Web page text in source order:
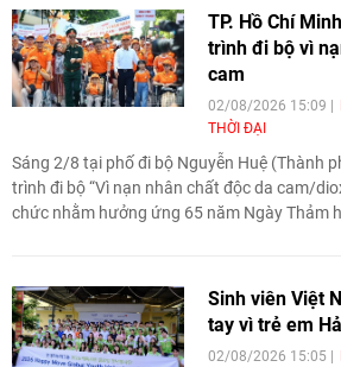
trong giai đoạn già hóa dân số" diễn ra ngày
nghị tỉnh Cà Mau (phường An Xuyên).
TP. Hồ Chí
trình đi bộ vì
cam
02/08/2026 15:09
THỜI ĐẠI
Sáng 2/8 tại phố đi bộ Nguyễn Huệ (Thành
trình đi bộ “Vì nạn nhân chất độc da cam/
chức nhằm hưởng ứng 65 năm Ngày Thảm
Sinh viên Việt
tay vì trẻ em
02/08/2026 15:05